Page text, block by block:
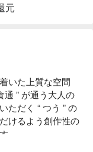
元
いた上質な空間
通 ” が通う大人の
ただく “ つう ” の
けるよう創作性の
。